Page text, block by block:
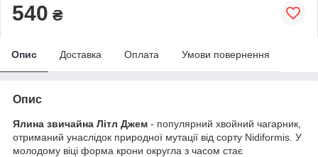
540 ₴
Опис Доставка Оплата Умови повернення
Опис
Ялина звичайна Літл Джем - популярний хвойний чагарник,
отриманий унаслідок природної мутації від сорту Nidiformis. У
молодому віці форма крони округла з часом стає